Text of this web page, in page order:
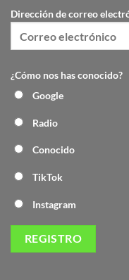
Dirección de correo
¿Cómo nos has conocido?
Google
Radio
Conocido
TikTok
Instagram